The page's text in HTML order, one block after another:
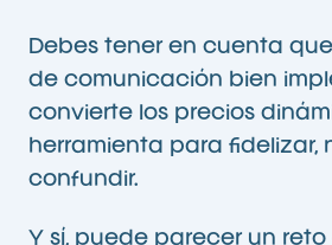
Debes tener en cuenta
de comunicación bien
convierte los precios
herramienta para fidelizar,
confundir.
Y sí, puede parecer un reto